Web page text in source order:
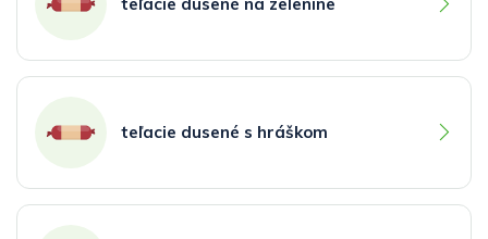
teľacie dusené s hráškom